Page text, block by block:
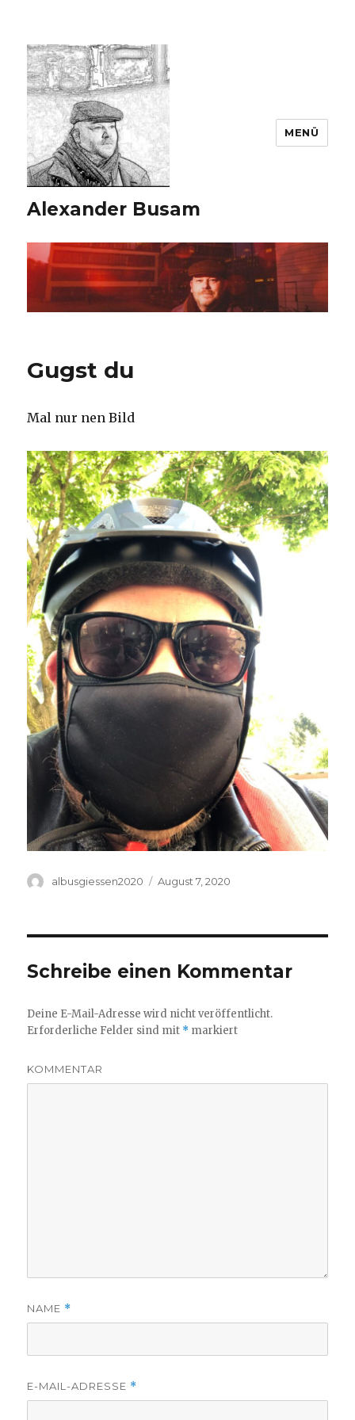
Alexander Busam
MENÜ
Gugst du
Mal nur nen Bild
Autor
albusgiessen2020
Veröffentlicht
August 7, 2020
Schreibe einen Kommentar
Deine E-Mail-Adresse wird nicht veröffentlicht.
Erforderliche Felder sind mit * markiert
KOMMENTAR
NAME *
E-MAIL-ADRESSE *